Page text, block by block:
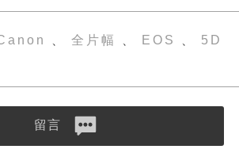
全片幅 EOS
5D
留言